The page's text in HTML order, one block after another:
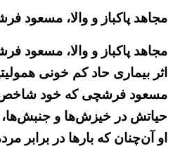
مجاهد پاکباز و والا، مسعود فرشچی از مسئولان و
اثر بیماری حاد کم خونی
مسعود فرشچی که خود شاخص
حیاتش در خیزش‌ها و جنبش‌ها،
او آن‌چنان که بارها در